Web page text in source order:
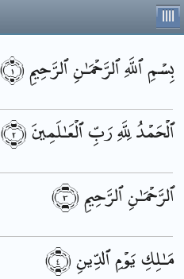
بِسْمِٱللَّهِٱلرَّحْمَـٰنِٱلرَّحِيمِ﴿١﴾
ٱلْحَمْدُلِلَّهِرَبِّٱلْعَـٰلَمِينَ﴿٢﴾
ٱلرَّحْمَـٰنِٱلرَّحِيمِ﴿٣﴾
مَـٰلِكِيَوْمِٱلدِّينِ﴿٤﴾